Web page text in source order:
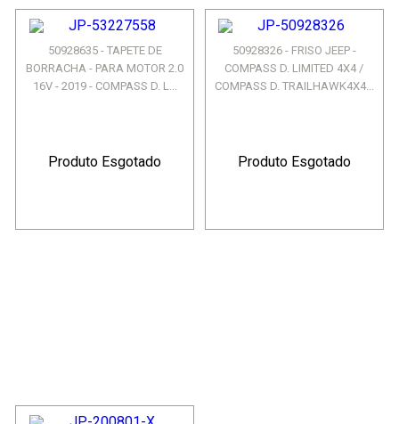
50928635 - TAPETE DE
BORRACHA - PARA MOTOR 2.0
16V - 2019 - COMPASS D. L...
Produto Esgotado
50928326 - FRISO JEEP -
COMPASS D. LIMITED 4X4 /
COMPASS D. TRAILHAWK4X4...
Produto Esgotado